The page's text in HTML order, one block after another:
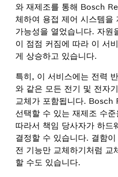
와 재제조를 통해 Bosch
체하여 용접 제어 시스템을
가능성을 열었습니다. 자원
이 점점 커짐에 따라 이 서
게 상승하고 있습니다.
특히, 이 서비스에는 전력
와 같은 모든 전기 및 전자
교체가 포함됩니다. Bosch
선택할 수 있는 재제조 수
따라서 책임 당사자가 하드
결정할 수 있습니다. 결함
전 기능만 교체하기처럼 교
할 수도 있습니다.